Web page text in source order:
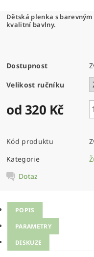
Dětská plenka s
kvalitní bavlny.
Dostupnost
Velikost ručníku
od 320 Kč
Kód produktu
Kategorie
Dotaz
POPIS
PARAMETRY
DISKUZE